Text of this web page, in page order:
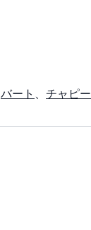
バート 、 チャピー